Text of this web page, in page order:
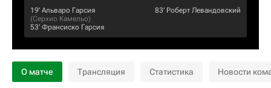
19‎’‎ Альваро Гарсия
(Серхио Камельо)
53‎’‎ Франсиско Гарсия
83‎’‎ Роберт Левандовский
О матче Трансляция Статистика Новости